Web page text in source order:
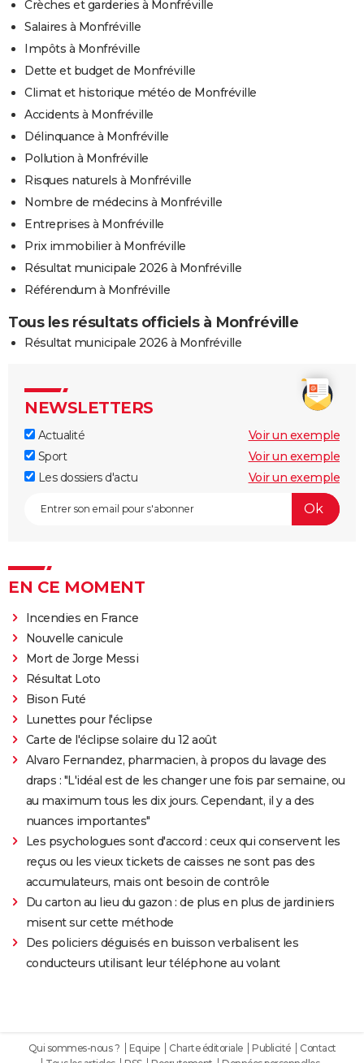
Crèches et garderies à Monfréville
Salaires à Monfréville
Impôts à Monfréville
Dette et budget de Monfréville
Climat et historique météo de Monfréville
Accidents à Monfréville
Délinquance à Monfréville
Pollution à Monfréville
Risques naturels à Monfréville
Nombre de médecins à Monfréville
Entreprises à Monfréville
Prix immobilier à Monfréville
Résultat municipale 2026 à Monfréville
Référendum à Monfréville
Tous les résultats officiels à Monfréville
Résultat municipale 2026 à Monfréville
NEWSLETTERS
Actualité
Voir un exemple
Sport
Voir un exemple
Les dossiers d'actu
Voir un exemple
EN CE MOMENT
Incendies en France
Nouvelle canicule
Mort de Jorge Messi
Résultat Loto
Bison Futé
Lunettes pour l'éclipse
Carte de l'éclipse solaire du 12 août
Alvaro Fernandez, pharmacien, à propos du lavage des
draps : "L'idéal est de les changer une fois par semaine, ou
au maximum tous les dix jours. Cependant, il y a des
nuances importantes"
Les psychologues sont d'accord : ceux qui conservent les
reçus ou les vieux tickets de caisses ne sont pas des
accumulateurs, mais ont besoin de contrôle
Du carton au lieu du gazon : de plus en plus de jardiniers
misent sur cette méthode
Des policiers déguisés en buisson verbalisent les
conducteurs utilisant leur téléphone au volant
Qui sommes-nous ? Equipe Charte éditoriale Publicité
Contact